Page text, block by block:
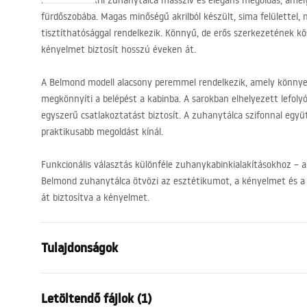
fürdőszobába. Magas minőségű akrilból készült, sima felülettel,
tisztíthatósággal rendelkezik. Könnyű, de erős szerkezetének
kényelmet biztosít hosszú éveken át.
A Belmond modell alacsony peremmel rendelkezik, amely
megkönnyíti a belépést a kabinba. A sarokban elhelyezett
egyszerű csatlakoztatást biztosít. A zuhanytálca szifonnal
praktikusabb megoldást kínál.
Funkcionális választás különféle zuhanykabinkialakításokhoz –
Belmond zuhanytálca ötvözi az esztétikumot, a kényelmet és
át biztosítva a kényelmet.
Tulajdonságok
Letöltendő fájlok (1)